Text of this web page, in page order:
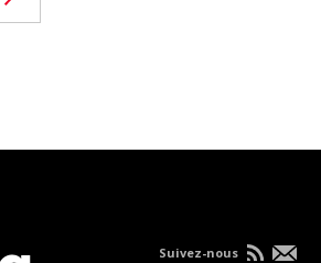
Suivez-nous